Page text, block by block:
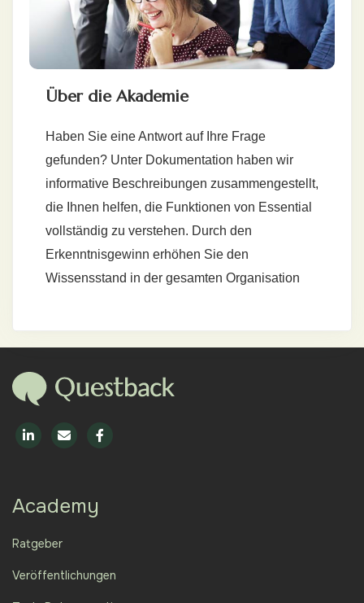
Über die Akademie
Haben Sie eine Antwort auf Ihre Frage
gefunden? Unter Dokumentation haben wir
informative Beschreibungen zusammengestellt,
die Ihnen helfen, die Funktionen von Essential
vollständig zu verstehen. Durch den
Erkenntnisgewinn erhöhen Sie den
Wissensstand in der gesamten Organisation
Academy
Ratgeber
Veröffentlichungen